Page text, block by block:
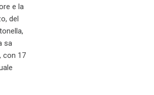
e la
del
sa
con 17